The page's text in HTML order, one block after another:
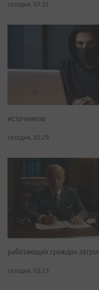
сегодня, 07:32
источников
сегодня, 02:29
работающих граждан
сегодня, 03:23